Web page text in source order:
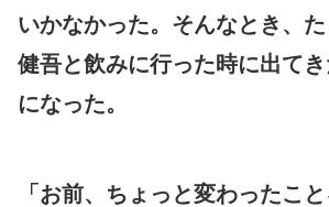
いかなかった。そんなとき、
健吾と飲みに行った時に出て
になった。
「お前、ちょっと変わったこ